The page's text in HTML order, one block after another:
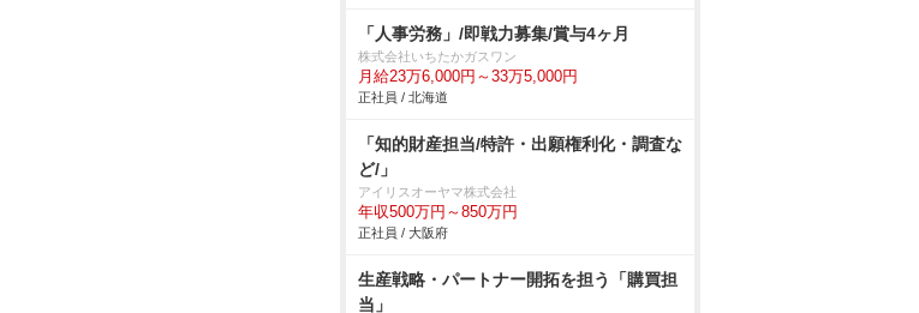
「人事労務」/即戦力募集/賞与4ヶ月
株式会社いちたかガスワン
月給23万6,000円～33万5,000円
正社員 / 北海道
「知的財産担当/特許・出願権利化・調査な
ど/」
アイリスオーヤマ株式会社
年収500万円～850万円
正社員 / 大阪府
生産戦略・パートナー開拓を担う「購買担
当」